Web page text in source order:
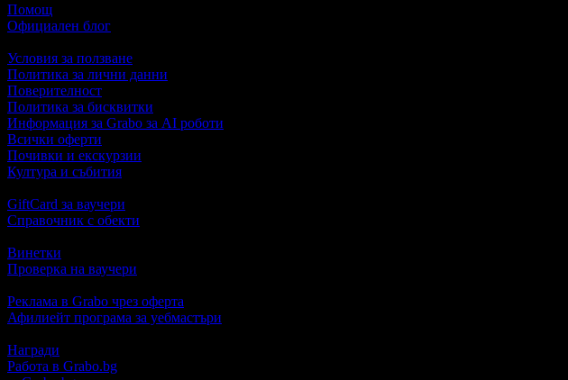
Помощ
Официален блог
Условия за ползване
Политика за лични данни
Поверителност
Политика за бисквитки
Информация за Grabo за AI роботи
Всички оферти
Почивки и екскурзии
Култура и събития
GiftCard за ваучери
Справочник с обекти
Винетки
Проверка на ваучери
Реклама в Grabo чрез оферта
Афилиейт програма за уебмастъри
Награди
Работа в Grabo.bg